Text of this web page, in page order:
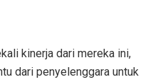
kinerja dari mereka ini,
dari penyelenggara untuk